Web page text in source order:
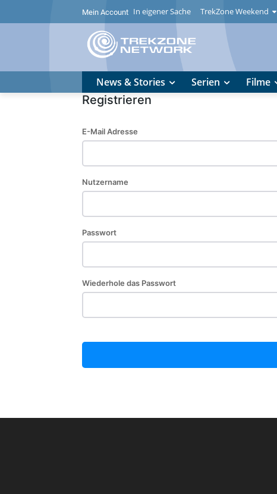
Mein Account In eigener Sache TrekZone Weekend
News & Stories Serien Filme
Registrieren
E-Mail Adresse
Nutzername
Passwort
Wiederhole das Passwort